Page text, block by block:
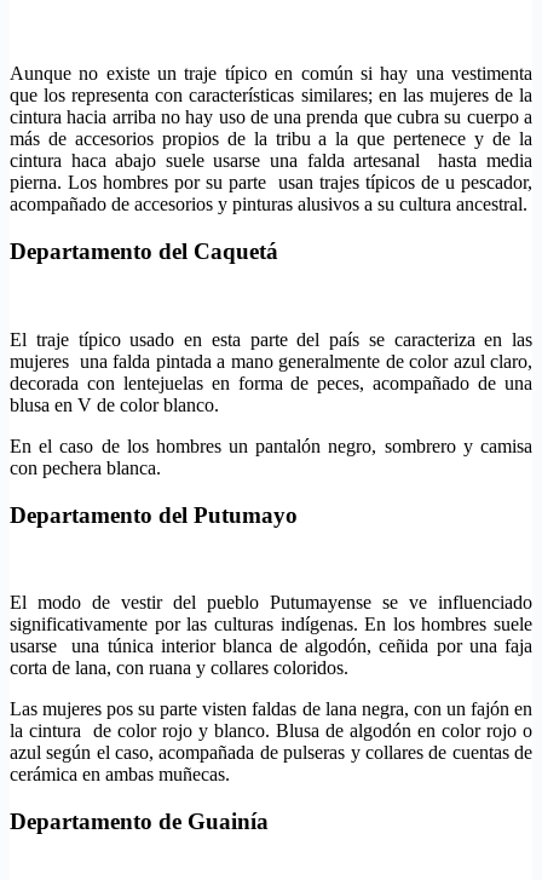
Aunque no existe un traje típico en común si hay una vestimenta
que los representa con características similares; en las mujeres de la
cintura hacia arriba no hay uso de una prenda que cubra su cuerpo a
más de accesorios propios de la tribu a la que pertenece y de la
cintura haca abajo suele usarse una falda artesanal hasta media
pierna. Los hombres por su parte usan trajes típicos de u pescador,
acompañado de accesorios y pinturas alusivos a su cultura ancestral.
Departamento del Caquetá
El traje típico usado en esta parte del país se caracteriza en las
mujeres una falda pintada a mano generalmente de color azul claro,
decorada con lentejuelas en forma de peces, acompañado de una
blusa en V de color blanco.
En el caso de los hombres un pantalón negro, sombrero y camisa
con pechera blanca.
Departamento del Putumayo
El modo de vestir del pueblo Putumayense se ve influenciado
significativamente por las culturas indígenas. En los hombres suele
usarse una túnica interior blanca de algodón, ceñida por una faja
corta de lana, con ruana y collares coloridos.
Las mujeres pos su parte visten faldas de lana negra, con un fajón en
la cintura de color rojo y blanco. Blusa de algodón en color rojo o
azul según el caso, acompañada de pulseras y collares de cuentas de
cerámica en ambas muñecas.
Departamento de Guainía